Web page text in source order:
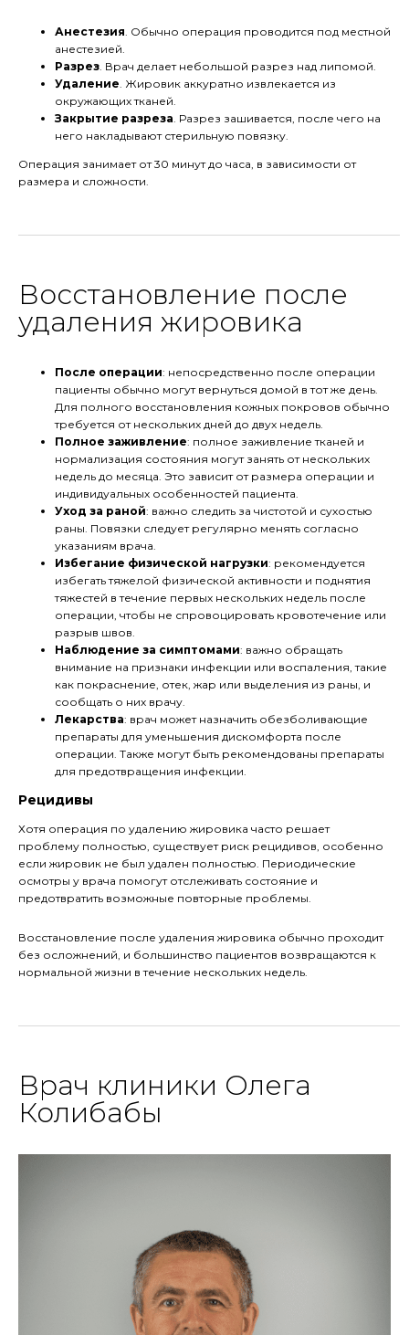
Анестезия. Обычно операция проводится под местной
анестезией.
Разрез. Врач делает небольшой разрез над липомой.
Удаление. Жировик аккуратно извлекается из
окружающих тканей.
Закрытие разреза. Разрез зашивается, после чего на
него накладывают стерильную повязку.
Операция занимает от 30 минут до часа, в зависимости от
размера и сложности.
Восстановление после
удаления жировика
После операции: непосредственно после операции
пациенты обычно могут вернуться домой в тот же день.
Для полного восстановления кожных покровов обычно
требуется от нескольких дней до двух недель.
Полное заживление: полное заживление тканей и
нормализация состояния могут занять от нескольких
недель до месяца. Это зависит от размера операции и
индивидуальных особенностей пациента.
Уход за раной: важно следить за чистотой и сухостью
раны. Повязки следует регулярно менять согласно
указаниям врача.
Избегание физической нагрузки: рекомендуется
избегать тяжелой физической активности и поднятия
тяжестей в течение первых нескольких недель после
операции, чтобы не спровоцировать кровотечение или
разрыв швов.
Наблюдение за симптомами: важно обращать
внимание на признаки инфекции или воспаления, такие
как покраснение, отек, жар или выделения из раны, и
сообщать о них врачу.
Лекарства: врач может назначить обезболивающие
препараты для уменьшения дискомфорта после
операции. Также могут быть рекомендованы препараты
для предотвращения инфекции.
Рецидивы
Хотя операция по удалению жировика часто решает
проблему полностью, существует риск рецидивов, особенно
если жировик не был удален полностью. Периодические
осмотры у врача помогут отслеживать состояние и
предотвратить возможные повторные проблемы.
Восстановление после удаления жировика обычно проходит
без осложнений, и большинство пациентов возвращаются к
нормальной жизни в течение нескольких недель.
Врач клиники Олега
Колибабы